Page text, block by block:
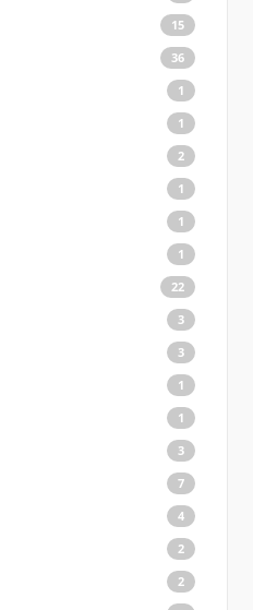
15
36
1
1
2
1
1
1
22
3
3
1
1
3
7
4
2
2